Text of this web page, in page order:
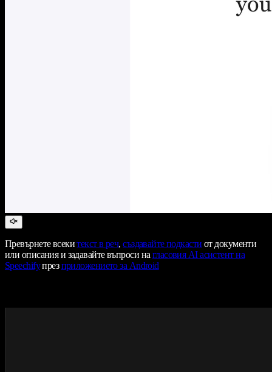
Превърнете всекитекст в реч,създавайте подкасти от документи
или описания и задавайте въпроси нагласовия AI асистент на
Speechifyпрезприложението за Android